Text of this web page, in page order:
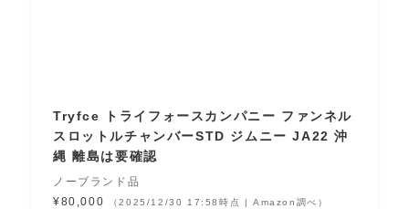
Tryfce トライフォースカンパニー ファンネル
スロットルチャンバーSTD ジムニー JA22 沖
縄 離島は要確認
ノーブランド品
¥80,000
（2025/12/30 17:58時点 | Amazon調べ）